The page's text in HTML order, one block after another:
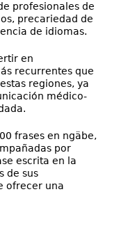
profesionales de
precariedad de
de idiomas.
en
recurrentes que
regiones, ya
médico-
frases en ngäbe,
por
escrita en la
de sus
ofrecer una